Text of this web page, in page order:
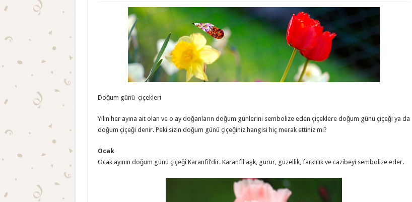
Doğum günü çiçekleri
Yılın her ayına ait olan ve o ay doğanların doğum günlerini sembolize eden çiçeklere doğum günü çiçeği ya da
doğum çiçeği denir. Peki sizin doğum günü çiçeğiniz hangisi hiç merak ettiniz mi?
Ocak
Ocak ayının doğum günü çiçeği Karanfil’dir. Karanfil aşk, gurur, güzellik, farklılık ve cazibeyi sembolize eder.